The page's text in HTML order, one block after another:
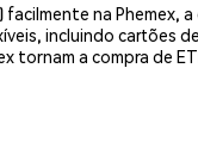
facilmente na
incluindo cartões
tornam a compra de